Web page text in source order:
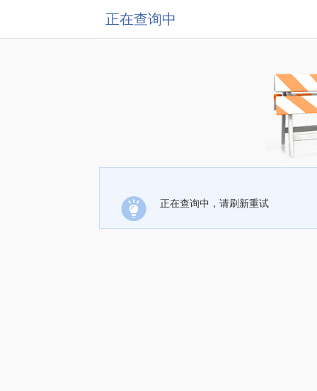
正在查询中
正在查询中，请刷新重试